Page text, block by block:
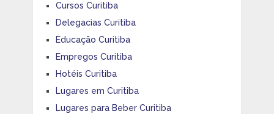
Cursos Curitiba
Delegacias Curitiba
Educação Curitiba
Empregos Curitiba
Hotéis Curitiba
Lugares em Curitiba
Lugares para Beber Curitiba